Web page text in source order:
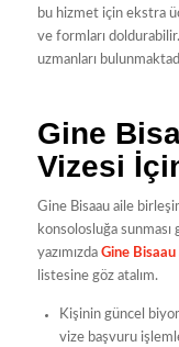
bu hizmet için ekstra
ve formları
uzmanları
Gine
Vizesi
Gine Bisaau aile
konsolosluğa sunması
yazımızda Gine
listesine göz atalım.
Kişinin güncel
vize başvuru